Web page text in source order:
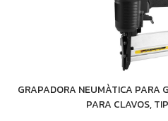
GRAPADORA NEUMÀTICA PARA
PARA CLAVOS,